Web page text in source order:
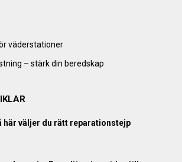
väderstationer
– stärk din beredskap
här väljer du rätt reparationstejp